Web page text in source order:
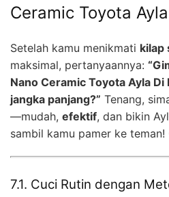
Ceramic Toyota
Setelah kamu menikmati kilap
maksimal, pertanyaannya:
Nano Ceramic Toyota Ayla
jangka panjang?” Tenang,
—mudah, efektif, dan bikin
sambil kamu pamer ke teman!
7.1. Cuci Rutin dengan